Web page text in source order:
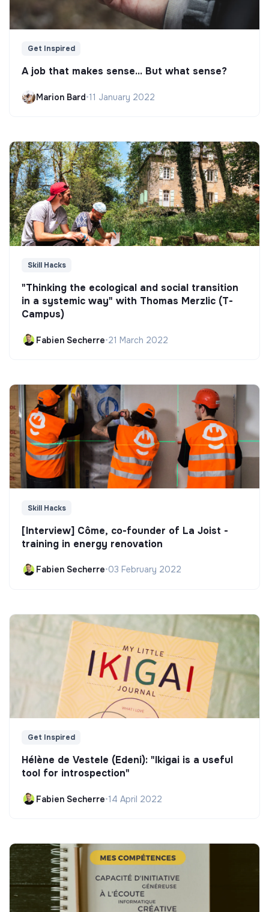
Get Inspired
A job that makes sense... But what sense?
Marion Bard•11 January 2022
Skill Hacks
"Thinking the ecological and social transition
in a systemic way" with Thomas Merzlic (T-
Campus)
Fabien Secherre•21 March 2022
Skill Hacks
[Interview] Côme, co-founder of La Joist -
training in energy renovation
Fabien Secherre•03 February 2022
Get Inspired
Hélène de Vestele (Edeni): "Ikigai is a useful
tool for introspection"
Fabien Secherre•14 April 2022